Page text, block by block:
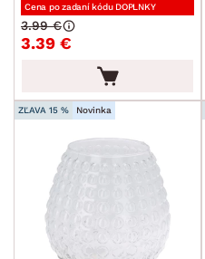
Cena po zadaní kódu DOPLNKY
3.39 €
3.99 €
ZĽAVA 15 % Novinka